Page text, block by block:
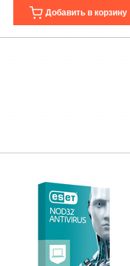
Добавить в корзину